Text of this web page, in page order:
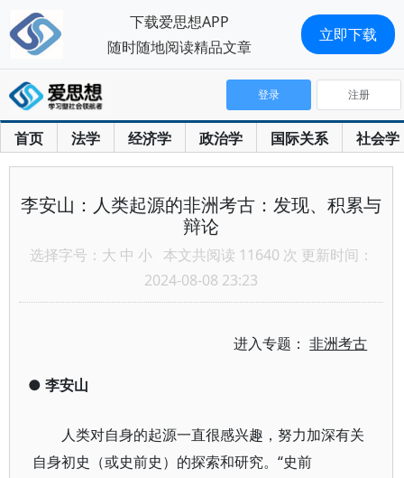
首页 法学 经济学 政治学 国际关系 社会学
登录 注册
李安山：人类起源的非洲考古：发现、积累与
辩论
选择字号： 大 中 小 本文共阅读 11640 次 更新时间：
2024-08-08 23:23
进入专题：非洲考古
● 李安山
人类对自身的起源一直很感兴趣，努力加深有关
自身初史（或史前史）的探索和研究。“史前
下载爱思想APP
随时随地阅读精品文章
立即下载